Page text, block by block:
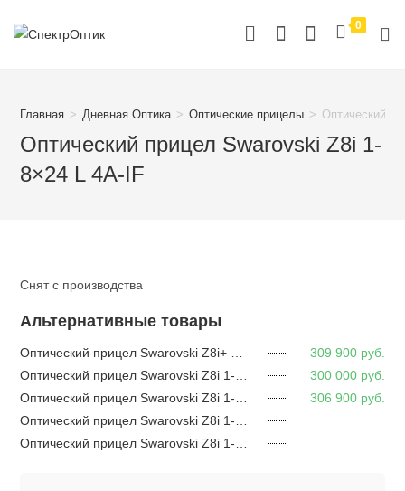
0
Главная > Дневная Оптика > Оптические прицелы > Оптический
Оптический прицел Swarovski Z8i 1-
8×24 L 4A-IF
Снят с производства
Альтернативные товары
309 900 руб.
300 000 руб.
306 900 руб.